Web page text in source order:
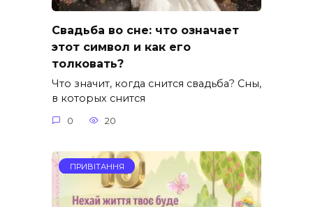
Свадьба во сне: что означает
этот символ и как его
толковать?
Что значит, когда снится свадьба? Сны,
в которых снится
0 20
ПРИВІТАННЯ